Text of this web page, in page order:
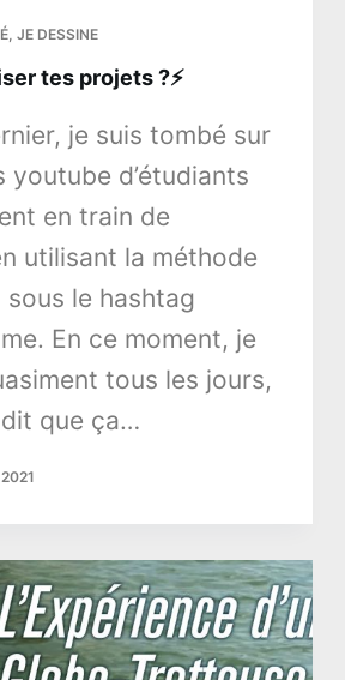
, JE DESSINE
tes projets ?⚡
je suis tombé sur
youtube d’étudiants
en train de
utilisant la méthode
sous le hashtag
En ce moment, je
tous les jours,
que ça…